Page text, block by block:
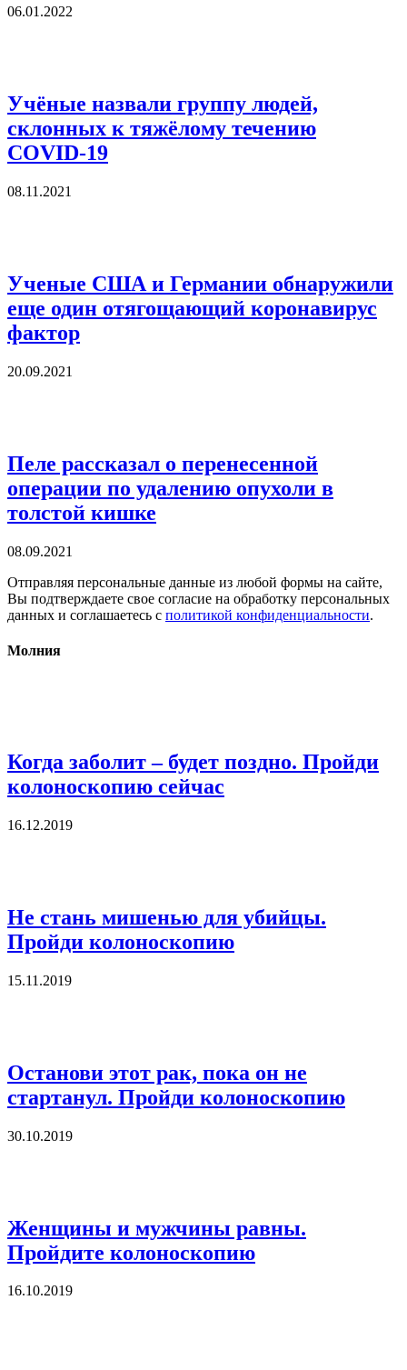
06.01.2022
Учёные назвали группу людей,
склонных к тяжёлому течению
COVID-19
08.11.2021
Ученые США и Германии обнаружили
еще один отягощающий коронавирус
фактор
20.09.2021
Пеле рассказал о перенесенной
операции по удалению опухоли в
толстой кишке
08.09.2021
Отправляя персональные данные из любой формы на сайте,
Вы подтверждаете свое согласие на обработку персональных
данных и соглашаетесь с политикой конфиденциальности.
Молния
Когда заболит – будет поздно. Пройди
колоноскопию сейчас
16.12.2019
Не стань мишенью для убийцы.
Пройди колоноскопию
15.11.2019
Останови этот рак, пока он не
стартанул. Пройди колоноскопию
30.10.2019
Женщины и мужчины равны.
Пройдите колоноскопию
16.10.2019